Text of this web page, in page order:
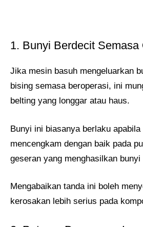
1. Bunyi Berdecit Semasa
Jika mesin basuh mengeluarkan
bising semasa beroperasi, ini
belting yang longgar atau haus.
Bunyi ini biasanya berlaku
mencengkam dengan baik pada
geseran yang menghasilkan bunyi
Mengabaikan tanda ini boleh
kerosakan lebih serius pada